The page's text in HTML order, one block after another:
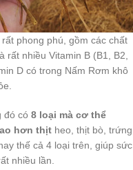
phong phú, gồm các chất
rất nhiều Vitamin B (B1, B2,
D có trong Nấm Rơm khô
đó có 8 loại mà cơ thể
hơn thịt heo, thịt bò, trứng
thế cả 4 loại trên, giúp sức
nhiều lần.